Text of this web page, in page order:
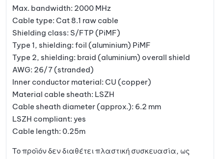
Max. bandwidth: 2000 MHz
Cable type: Cat 8.1 raw cable
Shielding class: S/FTP (PiMF)
Type 1, shielding: foil (aluminium) PiMF
Type 2, shielding: braid (aluminium) overall shield
AWG: 26/7 (stranded)
Inner conductor material: CU (copper)
Material cable sheath: LSZH
Cable sheath diameter (approx.): 6.2 mm
LSZH compliant: yes
Cable length: 0.25m
Το προϊόν δεν διαθέτει πλαστική συσκευασία, ως